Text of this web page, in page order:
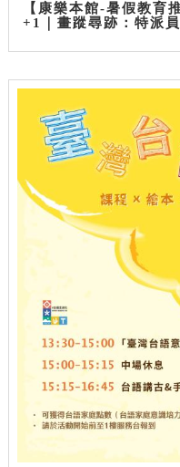
【康樂本館-暑假教育
+1｜畫蹤尋跡：特派